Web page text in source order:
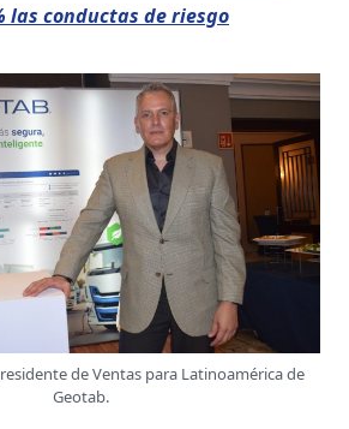
las conductas de riesgo
de Ventas para Latinoamérica de
Geotab.